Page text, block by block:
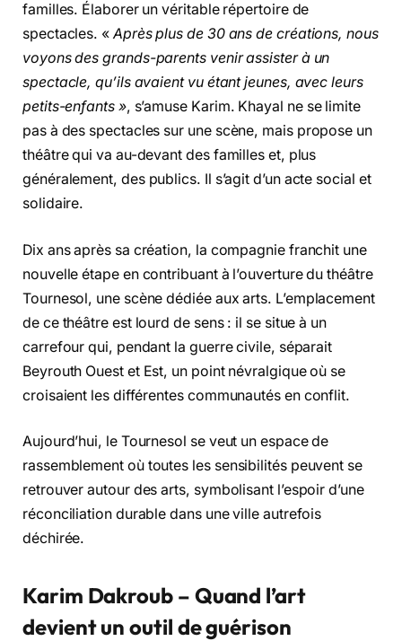
familles. Élaborer un véritable répertoire de
spectacles. « Après plus de 30 ans de créations, nous
voyons des grands-parents venir assister à un
spectacle, qu’ils avaient vu étant jeunes, avec leurs
petits-enfants », s’amuse Karim. Khayal ne se limite
pas à des spectacles sur une scène, mais propose un
théâtre qui va au-devant des familles et, plus
généralement, des publics. Il s’agit d’un acte social et
solidaire.
Dix ans après sa création, la compagnie franchit une
nouvelle étape en contribuant à l’ouverture du théâtre
Tournesol, une scène dédiée aux arts. L’emplacement
de ce théâtre est lourd de sens : il se situe à un
carrefour qui, pendant la guerre civile, séparait
Beyrouth Ouest et Est, un point névralgique où se
croisaient les différentes communautés en conflit.
Aujourd’hui, le Tournesol se veut un espace de
rassemblement où toutes les sensibilités peuvent se
retrouver autour des arts, symbolisant l’espoir d’une
réconciliation durable dans une ville autrefois
déchirée.
Karim Dakroub – Quand l’art
devient un outil de guérison